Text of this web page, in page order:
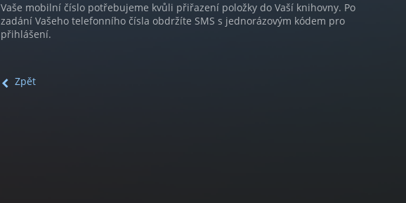
Vaše mobilní číslo potřebujeme kvůli přiřazení položky do Vaší knihovny. Po
zadání Vašeho telefonního čísla obdržíte SMS s jednorázovým kódem pro
přihlášení.
Zpět